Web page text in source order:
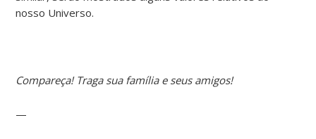
nosso Universo.
Compareça! Traga sua família e seus amigos!
—